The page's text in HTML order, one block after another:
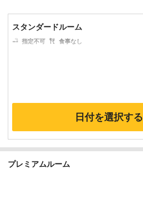
スタンダードルーム
指定不可
食事なし
日付を選択する
プレミアムルーム